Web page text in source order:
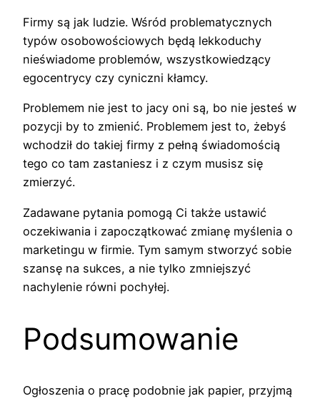
Firmy są jak ludzie. Wśród problematycznych
typów osobowościowych będą lekkoduchy
nieświadome problemów, wszystkowiedzący
egocentrycy czy cyniczni kłamcy.
Problemem nie jest to jacy oni są, bo nie jesteś w
pozycji by to zmienić. Problemem jest to, żebyś
wchodził do takiej firmy z pełną świadomością
tego co tam zastaniesz i z czym musisz się
zmierzyć.
Zadawane pytania pomogą Ci także ustawić
oczekiwania i zapoczątkować zmianę myślenia o
marketingu w firmie. Tym samym stworzyć sobie
szansę na sukces, a nie tylko zmniejszyć
nachylenie równi pochyłej.
Podsumowanie
Ogłoszenia o pracę podobnie jak papier, przyjmą